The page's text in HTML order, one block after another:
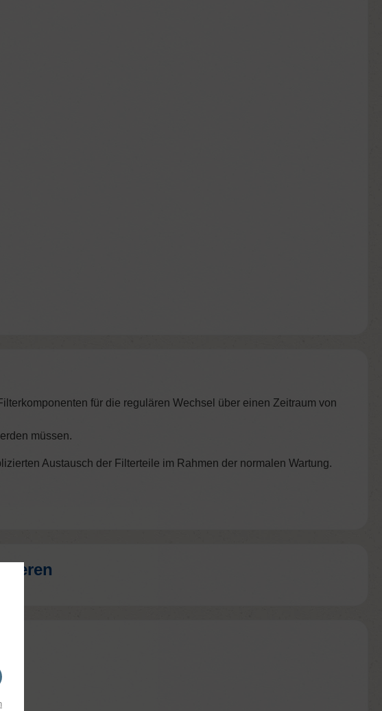
für die regulären Wechsel über einen Zeitraum von
müssen.
Austausch der Filterteile im Rahmen der normalen Wartung.